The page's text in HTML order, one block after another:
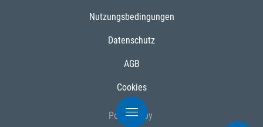
Nutzungsbedingungen
Datenschutz
AGB
Cookies
Powered by